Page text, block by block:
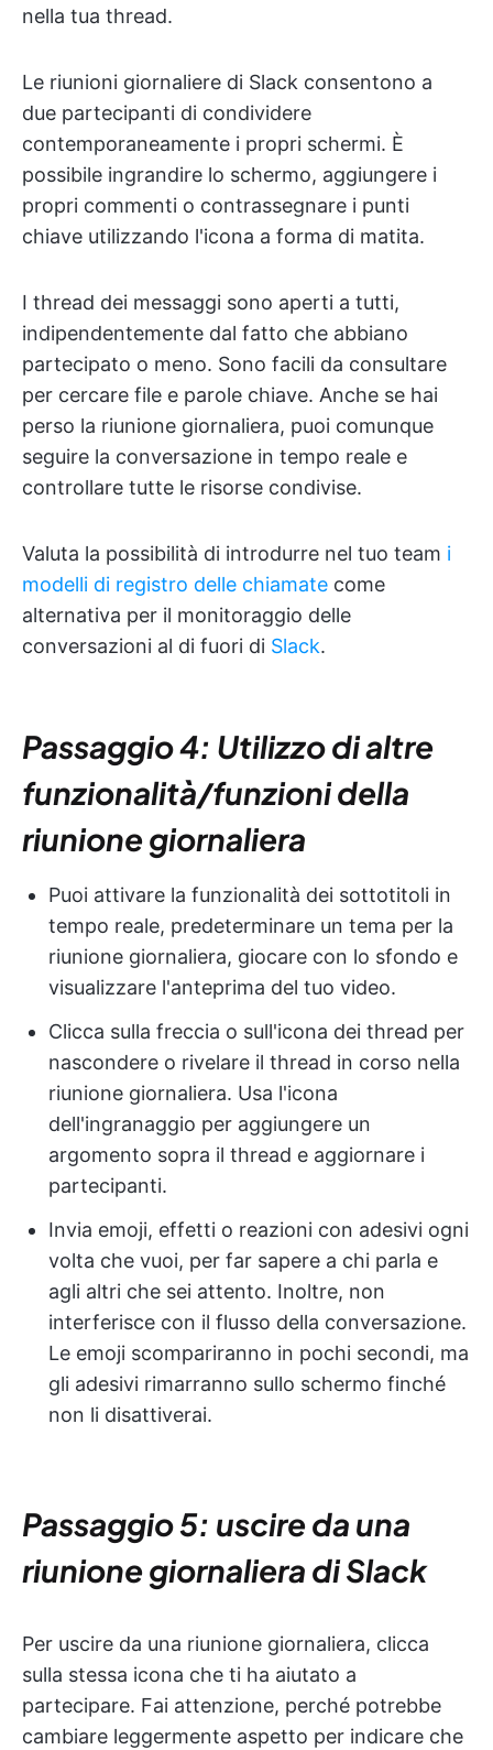
nella tua thread.
Le riunioni giornaliere di Slack consentono a
due partecipanti di condividere
contemporaneamente i propri schermi. È
possibile ingrandire lo schermo, aggiungere i
propri commenti o contrassegnare i punti
chiave utilizzando l'icona a forma di matita.
I thread dei messaggi sono aperti a tutti,
indipendentemente dal fatto che abbiano
partecipato o meno. Sono facili da consultare
per cercare file e parole chiave. Anche se hai
perso la riunione giornaliera, puoi comunque
seguire la conversazione in tempo reale e
controllare tutte le risorse condivise.
Valuta la possibilità di introdurre nel tuo team i
modelli di registro delle chiamate come
alternativa per il monitoraggio delle
conversazioni al di fuori di Slack.
Passaggio 4: Utilizzo di altre
funzionalità/funzioni della
riunione giornaliera
Puoi attivare la funzionalità dei sottotitoli in
tempo reale, predeterminare un tema per la
riunione giornaliera, giocare con lo sfondo e
visualizzare l'anteprima del tuo video.
Clicca sulla freccia o sull'icona dei thread per
nascondere o rivelare il thread in corso nella
riunione giornaliera. Usa l'icona
dell'ingranaggio per aggiungere un
argomento sopra il thread e aggiornare i
partecipanti.
Invia emoji, effetti o reazioni con adesivi ogni
volta che vuoi, per far sapere a chi parla e
agli altri che sei attento. Inoltre, non
interferisce con il flusso della conversazione.
Le emoji scompariranno in pochi secondi, ma
gli adesivi rimarranno sullo schermo finché
non li disattiverai.
Passaggio 5: uscire da una
riunione giornaliera di Slack
Per uscire da una riunione giornaliera, clicca
sulla stessa icona che ti ha aiutato a
partecipare. Fai attenzione, perché potrebbe
cambiare leggermente aspetto per indicare che